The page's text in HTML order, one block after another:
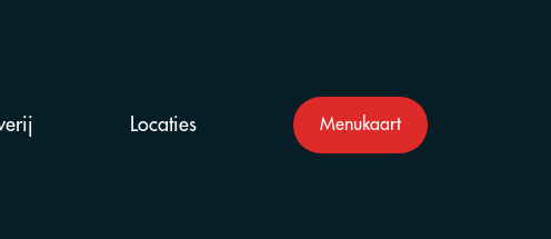
Locaties Menukaart